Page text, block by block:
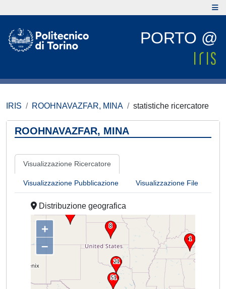
PORTO @
IRIS ROOHNAVAZFAR, MINA statistiche ricercatore
ROOHNAVAZFAR, MINA
Visualizzazione Ricercatore
Visualizzazione Pubblicazione Visualizzazione File
Distribuzione geografica
+
–